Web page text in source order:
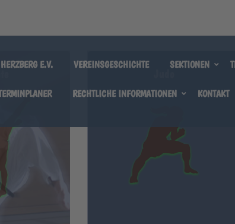
E.V. VEREINSGESCHICHTE SEKTIONEN
RECHTLICHE INFORMATIONEN KONTAKT
- SELBSTVERTEIDIGUNG - FITNESS
HERZBERG